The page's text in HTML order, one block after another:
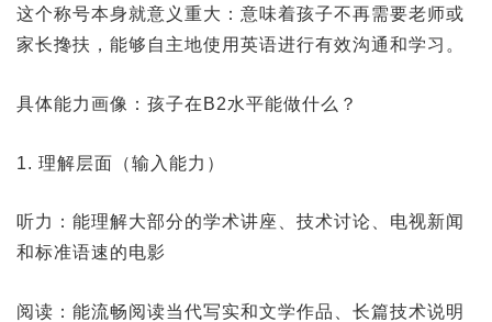
这个称号本身就意义重大：意味着孩子不再需要老师或
家长搀扶，能够自主地使用英语进行有效沟通和学习。
具体能力画像：孩子在B2水平能做什么？
1. 理解层面（输入能力）
听力：能理解大部分的学术讲座、技术讨论、电视新闻
和标准语速的电影
阅读：能流畅阅读当代写实和文学作品、长篇技术说明